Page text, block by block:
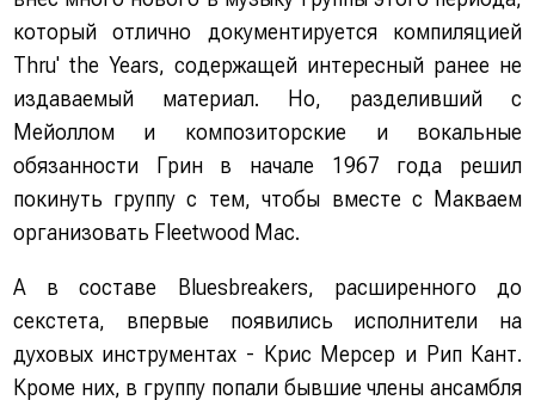
который отлично документируется компиляцией
Thru' the Years, содержащей интересный ранее не
издаваемый материал. Но, разделивший с
Мейоллом и композиторские и вокальные
обязанности Грин в начале 1967 года решил
покинуть группу с тем, чтобы вместе с Макваем
организовать Fleetwood Mас.
А в составе Bluesbreakers, расширенного до
секстета, впервые появились исполнители на
духовых инструментах - Крис Мерсер и Рип Кант.
Кроме них, в группу попали бывшие члены ансамбля